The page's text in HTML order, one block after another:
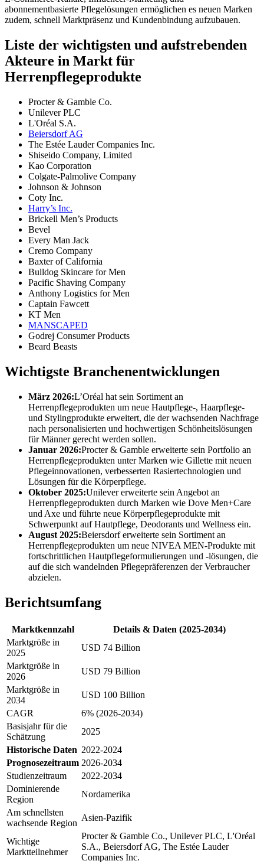
abonnementbasierte Pflegelösungen ermöglichen es neuen Marken
zudem, schnell Marktpräsenz und Kundenbindung aufzubauen.
Liste der wichtigsten und aufstrebenden
Akteure in Markt für
Herrenpflegeprodukte
Procter & Gamble Co.
Unilever PLC
L'Oréal S.A.
Beiersdorf AG
The Estée Lauder Companies Inc.
Shiseido Company, Limited
Kao Corporation
Colgate-Palmolive Company
Johnson & Johnson
Coty Inc.
Harry’s Inc.
Brickell Men’s Products
Bevel
Every Man Jack
Cremo Company
Baxter of California
Bulldog Skincare for Men
Pacific Shaving Company
Anthony Logistics for Men
Captain Fawcett
KT Men
MANSCAPED
Godrej Consumer Products
Beard Beasts
Wichtigste Branchenentwicklungen
März 2026:L’Oréal hat sein Sortiment an
Herrenpflegeprodukten um neue Hautpflege-, Haarpflege-
und Stylingprodukte erweitert, die der wachsenden Nachfrage
nach personalisierten und hochwertigen Schönheitslösungen
für Männer gerecht werden sollen.
Januar 2026:Procter & Gamble erweiterte sein Portfolio an
Herrenpflegeprodukten unter Marken wie Gillette mit neuen
Pflegeinnovationen, verbesserten Rasiertechnologien und
Lösungen für die Körperpflege.
Oktober 2025:Unilever erweiterte sein Angebot an
Herrenpflegeprodukten durch Marken wie Dove Men+Care
und Axe und führte neue Körperpflegeprodukte mit
Schwerpunkt auf Hautpflege, Deodorants und Wellness ein.
August 2025:Beiersdorf erweiterte sein Sortiment an
Herrenpflegeprodukten um neue NIVEA MEN-Produkte mit
fortschrittlichen Hautpflegeformulierungen und -lösungen, die
auf die sich wandelnden Pflegepräferenzen der Verbraucher
abzielen.
Berichtsumfang
Marktkennzahl
Details & Daten (2025-2034)
Marktgröße in
2025
USD 74 Billion
Marktgröße in
2026
USD 79 Billion
Marktgröße in
2034
USD 100 Billion
CAGR
6% (2026-2034)
Basisjahr für die
Schätzung
2025
Historische Daten 2022-2024
Prognosezeitraum 2026-2034
Studienzeitraum
2022-2034
Dominierende
Region
Nordamerika
Am schnellsten
wachsende Region
Asien-Pazifik
Wichtige
Marktteilnehmer
Procter & Gamble Co., Unilever PLC, L'Oréal
S.A., Beiersdorf AG, The Estée Lauder
Companies Inc.